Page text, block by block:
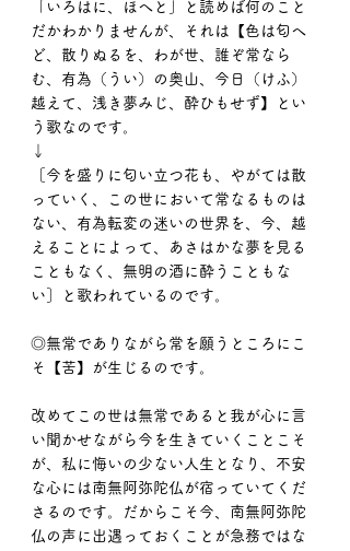
「いろはに、ほへと」と読めば何のこと
だかわかりませんが、それは【色は匂へ
ど、散りぬるを、わが世、誰ぞ常なら
む、有為（うい）の奥山、今日（けふ）
越えて、浅き夢みじ、酔ひもせず】とい
う歌なのです。
↓
［今を盛りに匂い立つ花も、やがては散
っていく、この世において常なるものは
ない、有為転変の迷いの世界を、今、越
えることによって、あさはかな夢を見る
こともなく、無明の酒に酔うこともな
い］と歌われているのです。
◎無常でありながら常を願うところにこ
そ【苦】が生じるのです。
改めてこの世は無常であると我が心に言
い聞かせながら今を生きていくことこそ
が、私に悔いの少ない人生となり、不安
な心には南無阿弥陀仏が宿っていてくだ
さるのです。だからこそ今、南無阿弥陀
仏の声に出遇っておくことが急務ではな